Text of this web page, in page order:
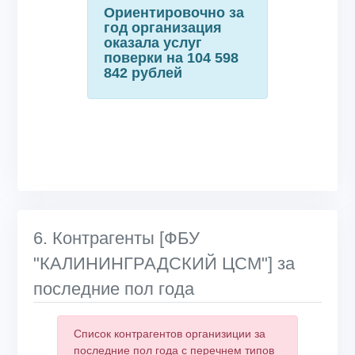
Ориентировочно за
год организация
оказала услуг
поверки на 104 598
842 рублей
6. Контрагенты [ФБУ
"КАЛИНИНГРАДСКИЙ ЦСМ"] за
последние пол года
Список контрагентов организиции за
последние пол года с перечнем типов